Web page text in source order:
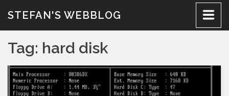
STEFAN'S WEBBLOG
Tag: hard disk